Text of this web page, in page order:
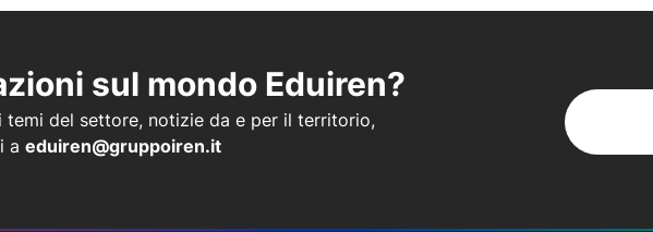
sul mondo Eduiren?
del settore, notizie da e per il territorio,
a eduiren@gruppoiren.it